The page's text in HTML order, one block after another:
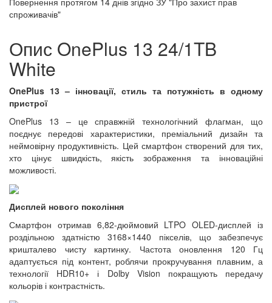
спроживачів"
Опис OnePlus 13 24/1TB
White
OnePlus 13 – інновації, стиль та потужність в одному
пристрої
OnePlus 13 – це справжній технологічний флагман, що
поєднує передові характеристики, преміальний дизайн та
неймовірну продуктивність. Цей смартфон створений для тих,
хто цінує швидкість, якість зображення та інноваційні
можливості.
Дисплей нового покоління
Смартфон отримав 6,82-дюймовий LTPO OLED-дисплей із
роздільною здатністю 3168×1440 пікселів, що забезпечує
кришталево чисту картинку. Частота оновлення 120 Гц
адаптується під контент, роблячи прокручування плавним, а
технології HDR10+ і Dolby Vision покращують передачу
кольорів і контрастність.